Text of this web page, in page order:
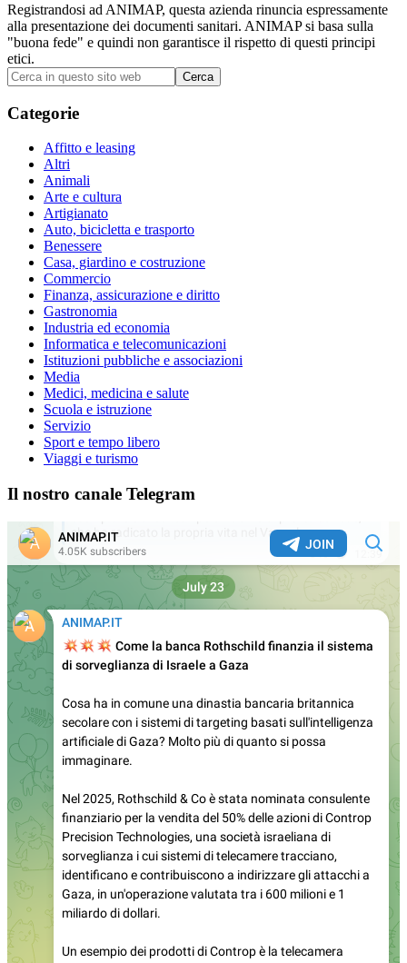
Registrandosi ad ANIMAP, questa azienda rinuncia espressamente
alla presentazione dei documenti sanitari. ANIMAP si basa sulla
"buona fede" e quindi non garantisce il rispetto di questi principi
etici.
Barra
laterale
primaria
Cerca
in
questo
sito
Categorie
Affitto e leasing
Altri
Animali
Arte e cultura
Artigianato
Auto, bicicletta e trasporto
Benessere
Casa, giardino e costruzione
Commercio
Finanza, assicurazione e diritto
Gastronomia
Industria ed economia
Informatica e telecomunicazioni
Istituzioni pubbliche e associazioni
Media
Medici, medicina e salute
Scuola e istruzione
Servizio
Sport e tempo libero
Viaggi e turismo
Il nostro canale Telegram